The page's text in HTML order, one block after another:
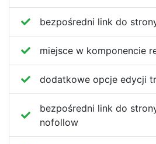
bezpośredni link do
miejsce w komponencie
dodatkowe opcje edycji
bezpośredni link do
nofollow